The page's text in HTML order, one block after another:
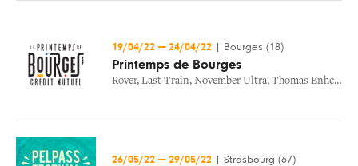
19/04/22 — 24/04/22 Bourges (18)
Printemps de Bourges
Rover, Last Train, November Ultra, Thomas Enhco ,
26/05/22 — 29/05/22 Strasbourg (67)